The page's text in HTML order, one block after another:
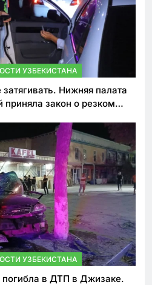
УЗБЕКИСТАНА
Нижняя палата
приняла закон о резком
УЗБЕКИСТАНА
погибла в ДТП в Джизаке.